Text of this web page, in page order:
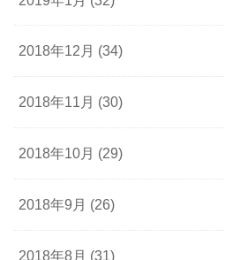
2018年12月 (34)
2018年11月 (30)
2018年10月 (29)
2018年9月 (26)
2018年8月 (31)